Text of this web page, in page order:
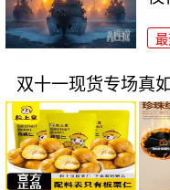
双十一现货专场真